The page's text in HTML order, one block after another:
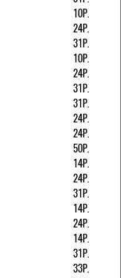
10Р.
24Р.
31Р.
10Р.
24Р.
31Р.
31Р.
24Р.
24Р.
50Р.
14Р.
24Р.
31Р.
14Р.
24Р.
14Р.
31Р.
33Р.